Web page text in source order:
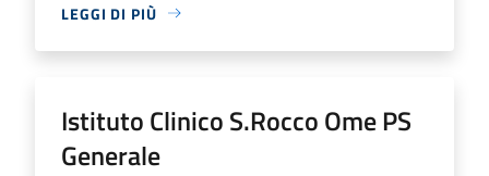
LEGGI DI PIÙ
Istituto Clinico S.Rocco Ome PS
Generale